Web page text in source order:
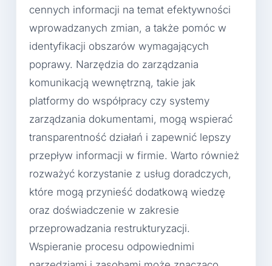
cennych informacji na temat efektywności
wprowadzanych zmian, a także pomóc w
identyfikacji obszarów wymagających
poprawy. Narzędzia do zarządzania
komunikacją wewnętrzną, takie jak
platformy do współpracy czy systemy
zarządzania dokumentami, mogą wspierać
transparentność działań i zapewnić lepszy
przepływ informacji w firmie. Warto również
rozważyć korzystanie z usług doradczych,
które mogą przynieść dodatkową wiedzę
oraz doświadczenie w zakresie
przeprowadzania restrukturyzacji.
Wspieranie procesu odpowiednimi